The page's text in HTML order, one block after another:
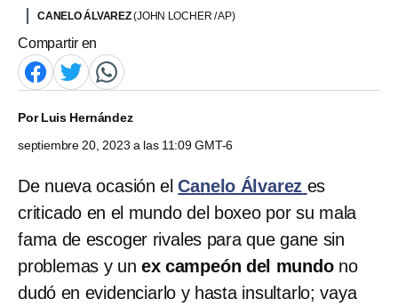
CANELO ÁLVAREZ(JOHN LOCHER / AP)
Compartir en
PorLuis Hernández
septiembre 20, 2023 a las 11:09 GMT-6
De nueva ocasión elCanelo Álvarez es
criticado en el mundo del boxeo por su mala
fama de escoger rivales para que gane sin
problemas y un ex campeón del mundono
dudó en evidenciarlo y hasta insultarlo; vaya